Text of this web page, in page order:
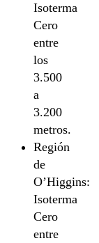
Isoterma
Cero
entre
los
3.500
a
3.200
metros.
Región
de
O’Higgins:
Isoterma
Cero
entre